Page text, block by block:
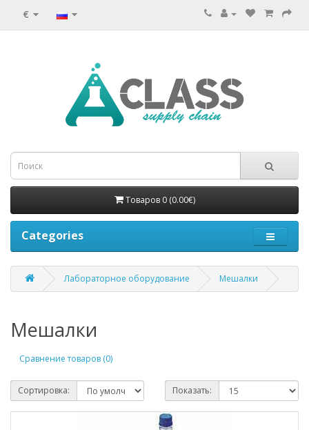
€
Товаров 0 (0.00€)
Categories
Лабораторное оборудование Мешалки
Мешалки
Сравнение товаров (0)
Сортировка: Показать: